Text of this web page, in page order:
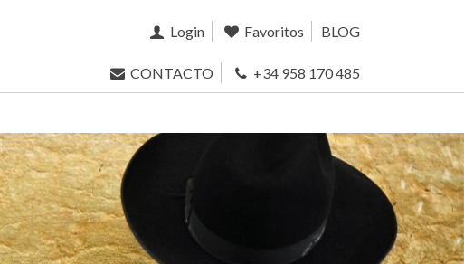
Login Favoritos BLOG
CONTACTO +34 958 170 485